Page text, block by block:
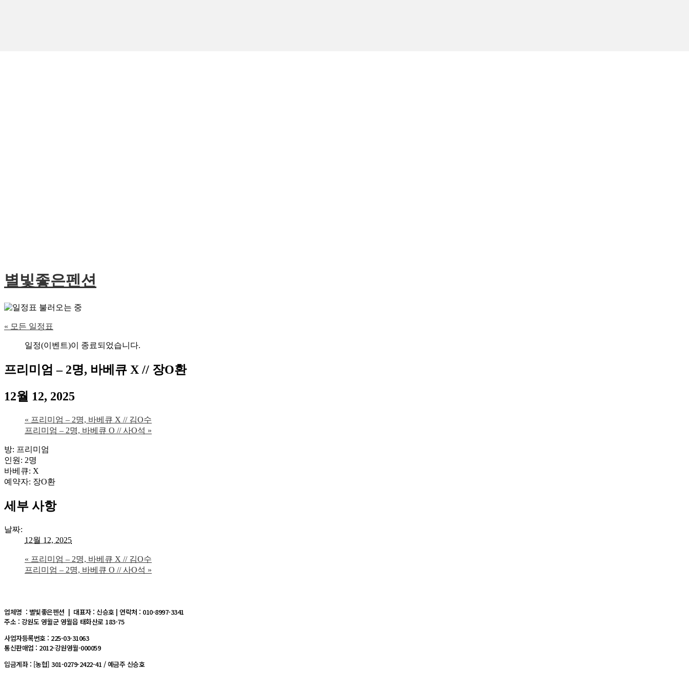
별빛좋은펜션
« 모든 일정표
일정(이벤트)이 종료되었습니다.
프리미엄 – 2명, 바베큐 X // 장O환
12월 12, 2025
« 프리미엄 – 2명, 바베큐 X // 김O수
프리미엄 – 2명, 바베큐 O // 사O석 »
방: 프리미엄
인원: 2명
바베큐: X
예약자: 장O환
세부 사항
날짜:
12월 12, 2025
« 프리미엄 – 2명, 바베큐 X // 김O수
프리미엄 – 2명, 바베큐 O // 사O석 »
업체명 : 별빛좋은펜션 | 대표자 : 신승호 | 연락처 : 010-8997-3341
주소 : 강원도 영월군 영월읍 태화산로 183-75
사업자등록번호 : 225-03-31063
통신판매업 : 2012-강원영월-000059
입금계좌 : [농협] 301-0279-2422-41 / 예금주 신승호